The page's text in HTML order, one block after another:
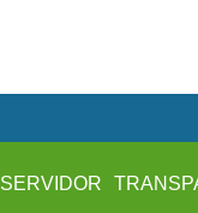
SERVIDOR